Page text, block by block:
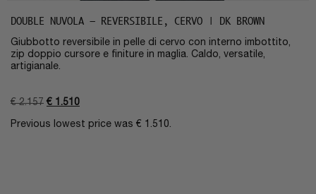
DOUBLE NUVOLA – REVERSIBILE, CERVO | DK BROWN
Giubbotto reversibile in pelle di cervo con interno imbottito,
zip doppio cursore e finiture in maglia. Caldo, versatile,
artigianale.
€2.157 € 1.510
Previous lowest price was € 1.510.